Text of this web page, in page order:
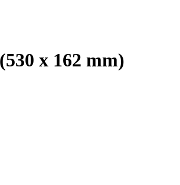
x 162 mm)